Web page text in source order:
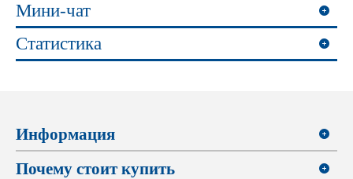
Мини-чат
Статистика
Информация
Почему стоит купить